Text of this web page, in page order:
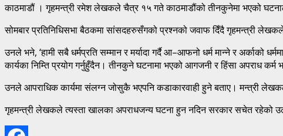
काठमाडौं । गृहमन्त्री रमेश लेखकले चैत्र १५ गते काठमाडौंको तीनकुनेमा भएको
सोमबार प्रतिनिधिसभा बैठकमा सांसदहरुसँगको प्रश्नको जवाफ दिँदै गृहमन्त्री
उनले भने, ‘हामी सबै धर्मप्रति सम्मान र मर्यादा गर्दै आ–आफनो धर्म मान्ने र अर्काको
कार्यका निम्ति प्रयोग गर्नुहुँदैन। तीनकुने घटनामा भएको आगजनी र हिंसा अपराध
उनले आपराधिक कार्यमा संलग्न जोसुकै भएपनि कडाकारवाही हुने बताए। मन्त्री
गृहमन्त्री लेखकले त्यस्ता खालका अपराधजन्य घटना हुन नदिन सरकार सचेत रहेको